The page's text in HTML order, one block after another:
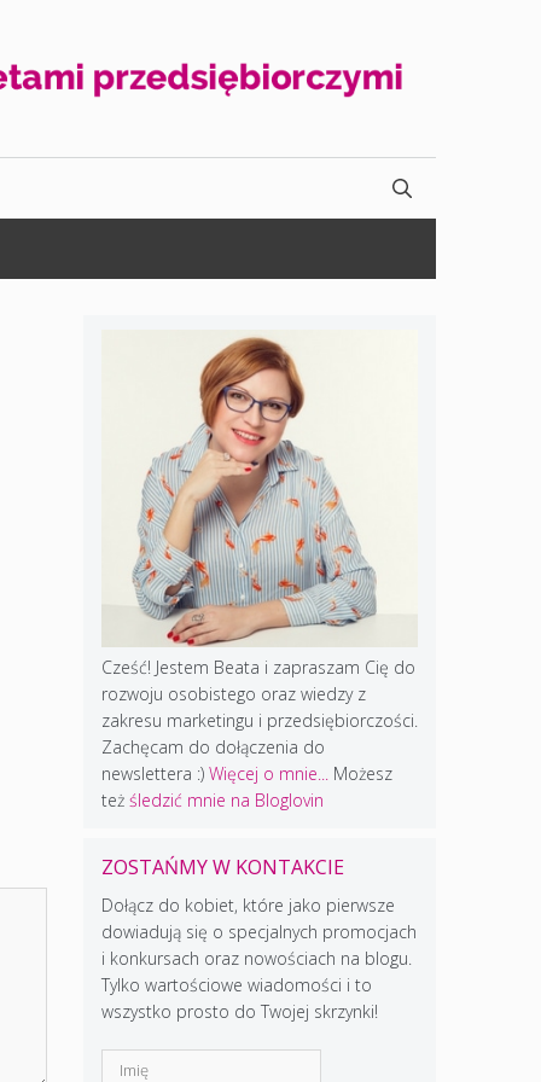
Cześć! Jestem Beata i zapraszam Cię do
rozwoju osobistego oraz wiedzy z
zakresu marketingu i przedsiębiorczości.
Zachęcam do dołączenia do
newslettera :) Więcej o mnie...
Możesz
też śledzić mnie na Bloglovin
ZOSTAŃMY W KONTAKCIE
Dołącz do kobiet, które jako pierwsze
dowiadują się o specjalnych promocjach
i konkursach oraz nowościach na blogu.
Tylko wartościowe wiadomości i to
wszystko prosto do Twojej skrzynki!